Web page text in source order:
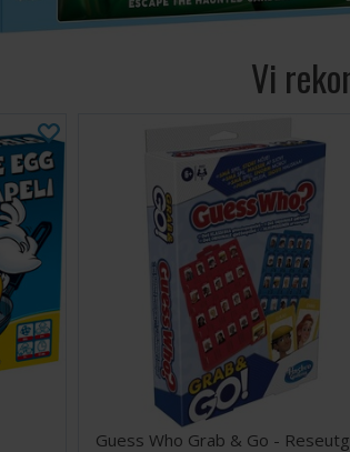
Vi
Guess Who Grab & Go -